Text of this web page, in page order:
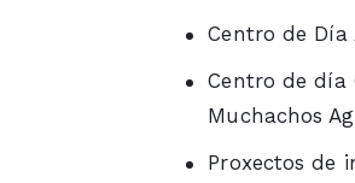
Centro de Día
Centro de día
Muchachos
Proxectos de